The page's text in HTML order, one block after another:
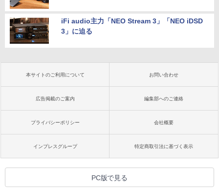
iFi audio主力「NEO Stream 3」「NEO iDSD
3」に迫る
本サイトのご利用について お問い合わせ
広告掲載のご案内 編集部へのご連絡
プライバシーポリシー 会社概要
インプレスグループ 特定商取引法に基づく表示
PC版で見る